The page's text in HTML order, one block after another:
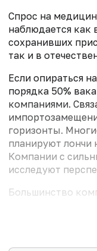
Спрос на
наблюдается
сохранивших
так и в
Если опираться
порядка 50%
компаниями.
горизонты.
планируют лончи
Компании с
исследуют
Большинство